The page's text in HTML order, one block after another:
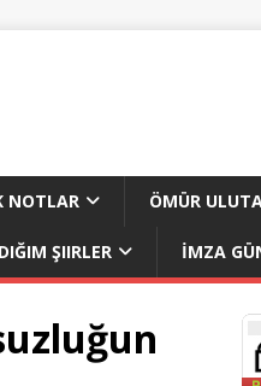
NOTLAR ÖMÜR
ŞIIRLER İMZA